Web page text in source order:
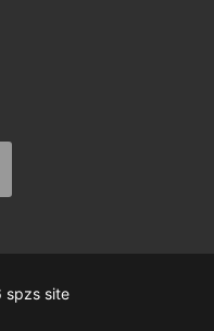
spzs site